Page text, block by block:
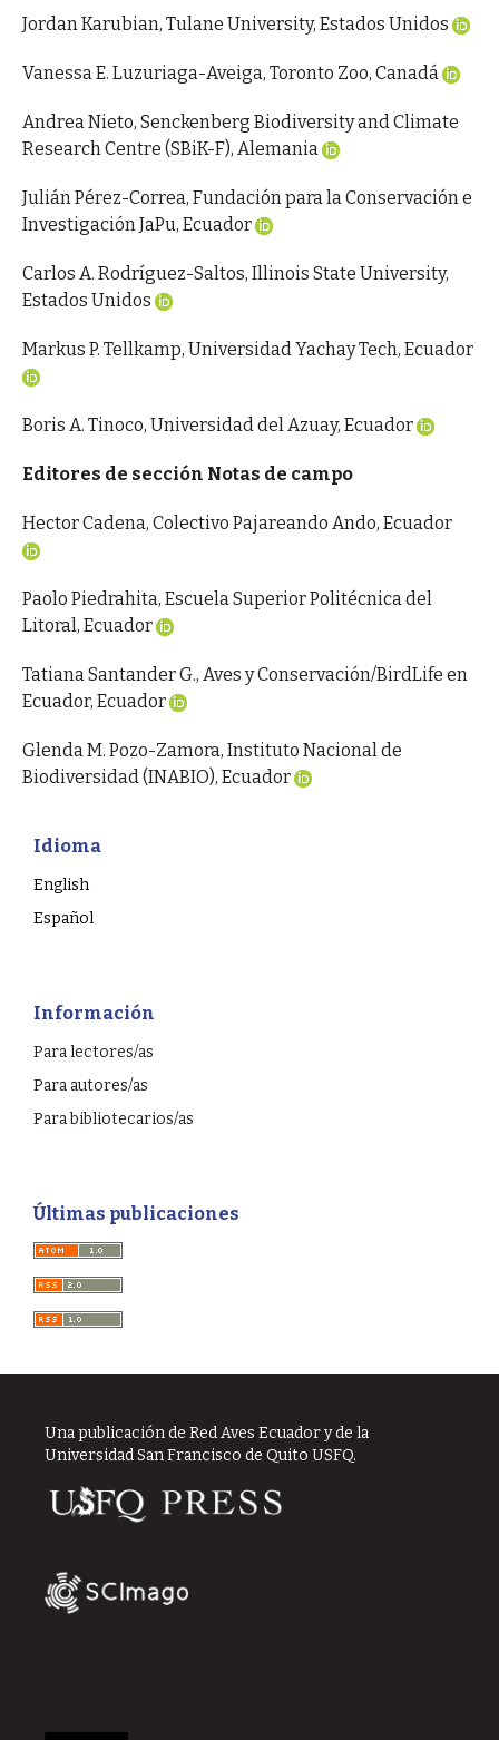
Jordan Karubian, Tulane University, Estados Unidos
Vanessa E. Luzuriaga-Aveiga, Toronto Zoo, Canadá
Andrea Nieto, Senckenberg Biodiversity and Climate
Research Centre (SBiK-F), Alemania
Julián Pérez-Correa, Fundación para la Conservación e
Investigación JaPu, Ecuador
Carlos A. Rodríguez-Saltos, Illinois State University,
Estados Unidos
Markus P. Tellkamp, Universidad Yachay Tech, Ecuador
Boris A. Tinoco, Universidad del Azuay, Ecuador
Editores de sección Notas de campo
Hector Cadena, Colectivo Pajareando Ando, Ecuador
Paolo Piedrahita, Escuela Superior Politécnica del
Litoral, Ecuador
Tatiana Santander G., Aves y Conservación/BirdLife en
Ecuador, Ecuador
Glenda M. Pozo-Zamora, Instituto Nacional de
Biodiversidad (INABIO), Ecuador
Idioma
English
Español
Información
Para lectores/as
Para autores/as
Para bibliotecarios/as
Últimas publicaciones
Una publicación de Red Aves Ecuador y de la
Universidad San Francisco de Quito USFQ.